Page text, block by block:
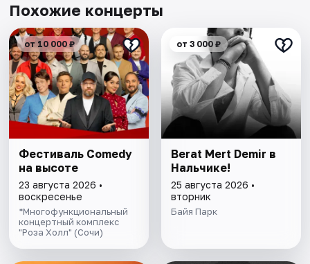
Похожие концерты
от 10 000 ₽
Фестиваль Comedy
на высоте
23 августа 2026 •
воскресенье
*Многофункциональный
концертный комплекс
"Роза Холл" (Сочи)
от 3 000 ₽
Berat Mert Demir в
Нальчике!
25 августа 2026 •
вторник
Байя Парк